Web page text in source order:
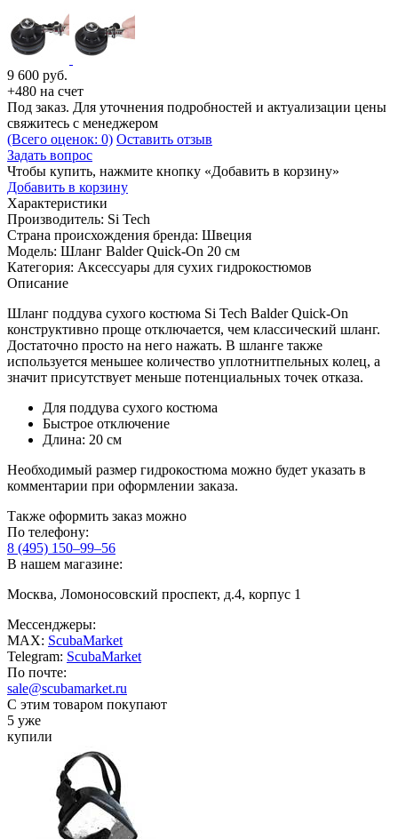
9 600 руб.
+480 на счет
Под заказ. Для уточнения подробностей и актуализации цены
свяжитесь с менеджером
(Всего оценок: 0) Оставить отзыв
Задать вопрос
Чтобы купить, нажмите кнопку «Добавить в корзину»
Добавить в корзину
Характеристики
Производитель: Si Tech
Страна происхождения бренда: Швеция
Модель: Шланг Balder Quick-On 20 см
Категория: Аксессуары для сухих гидрокостюмов
Описание
Шланг поддува сухого костюма Si Tech Balder Quick-On
конструктивно проще отключается, чем классический шланг.
Достаточно просто на него нажать. В шланге также
используется меньшее количество уплотнитпельных колец, а
значит присутствует меньше потенциальных точек отказа.
Для поддува сухого костюма
Быстрое отключение
Длина: 20 см
Необходимый размер гидрокостюма можно будет указать в
комментарии при оформлении заказа.
Также оформить заказ можно
По телефону:
8 (495) 150–99–56
В нашем магазине:
Москва, Ломоносовский проспект, д.4, корпус 1
Мессенджеры:
MAX: ScubaMarket
Telegram: ScubaMarket
По почте:
sale@scubamarket.ru
С этим товаром покупают
5 уже
купили